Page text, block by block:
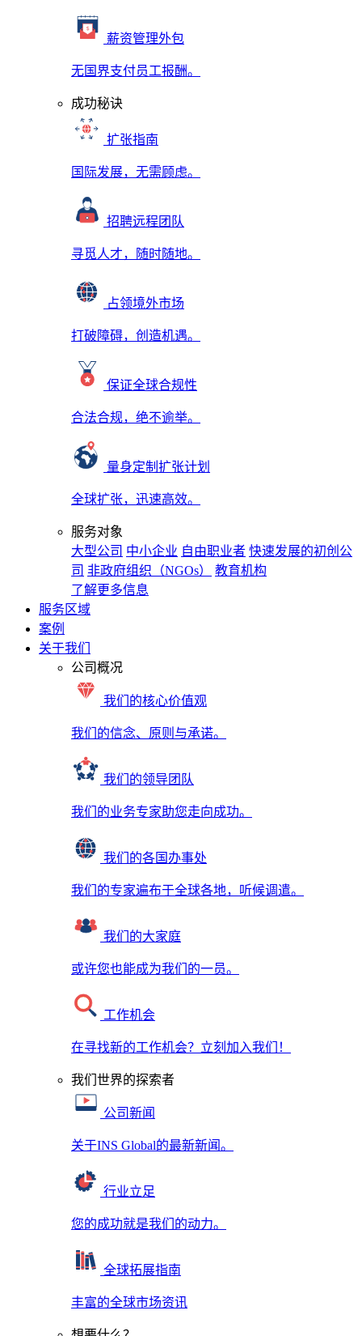
薪资管理外包
无国界支付员工报酬。
成功秘诀
扩张指南
国际发展，无需顾虑。
招聘远程团队
寻觅人才，随时随地。
占领境外市场
打破障碍，创造机遇。
保证全球合规性
合法合规，绝不逾举。
量身定制扩张计划
全球扩张，迅速高效。
服务对象
大型公司 中小企业 自由职业者 快速发展的初创公
司 非政府组织（NGOs）
教育机构
了解更多信息
服务区域
案例
关于我们
公司概况
我们的核心价值观
我们的信念、原则与承诺。
我们的领导团队
我们的业务专家助您走向成功。
我们的各国办事处
我们的专家遍布于全球各地，听候调遣。
我们的大家庭
或许您也能成为我们的一员。
工作机会
在寻找新的工作机会？立刻加入我们！
我们世界的探索者
公司新闻
关于INS Global的最新新闻。
行业立足
您的成功就是我们的动力。
全球拓展指南
丰富的全球市场资讯